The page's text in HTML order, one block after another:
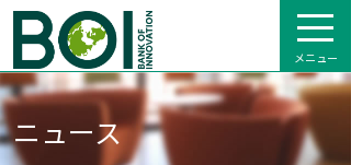
メニュー
ニュース